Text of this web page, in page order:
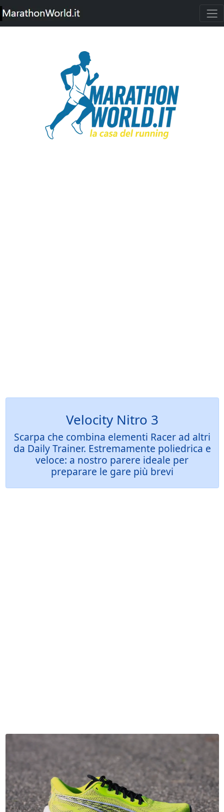
Velocity Nitro 3
Scarpa che combina elementi Racer ad altri
da Daily Trainer. Estremamente poliedrica e
veloce: a nostro parere ideale per
preparare le gare più brevi